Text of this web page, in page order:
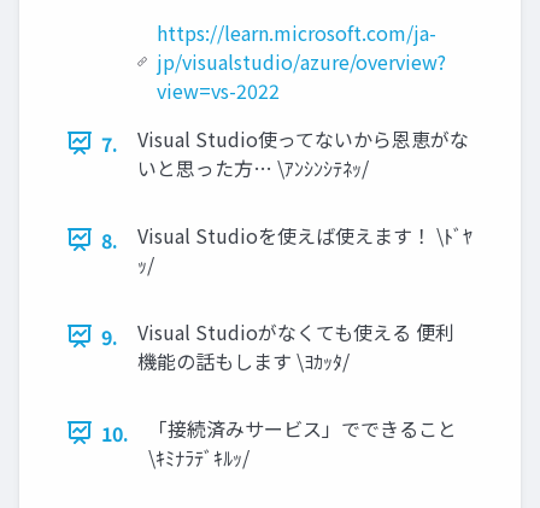
https://learn.microsoft.com/ja-
jp/visualstudio/azure/overview?
view=vs-2022
7.
Visual Studio使ってないから恩恵がな
いと思った方… \ｱﾝｼﾝｼﾃﾈｯ/
8.
Visual Studioを使えば使えます！ \ﾄﾞﾔ
ｯ/
9.
Visual Studioがなくても使える 便利
機能の話もします \ﾖｶｯﾀ/
10.
「接続済みサービス」でできること
\ｷﾐﾅﾗﾃﾞｷﾙｯ/